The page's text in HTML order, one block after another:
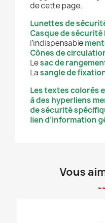
de cette page.
Lunettes de
Casque de sécurité
l’indispensable
Cônes de
Lesac de
Lasangle de
Les textes colorés
à des hyperliens
de sécurité
lien d’information
Vous